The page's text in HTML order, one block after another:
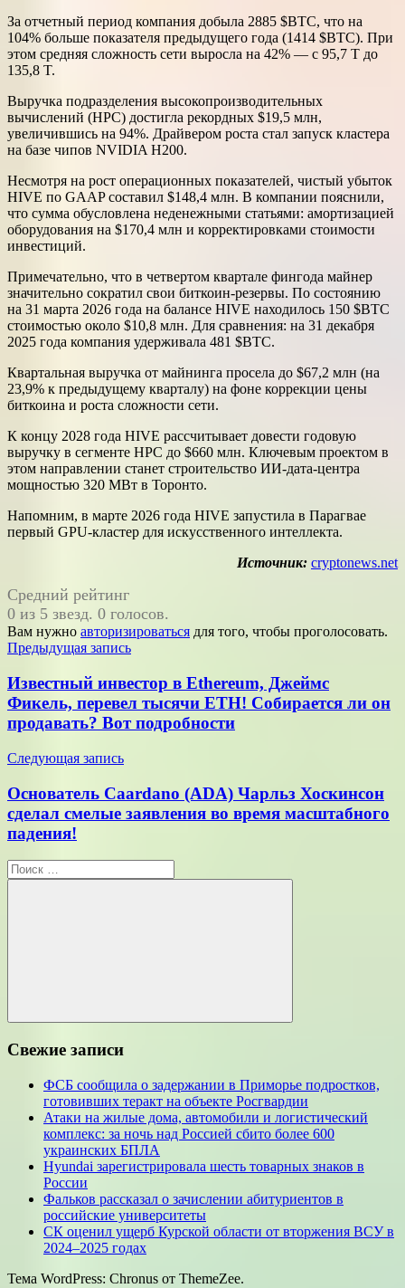
За отчетный период компания добыла 2885 $BTC, что на
104% больше показателя предыдущего года (1414 $BTC). При
этом средняя сложность сети выросла на 42% — с 95,7 T до
135,8 T.
Выручка подразделения высокопроизводительных
вычислений (HPC) достигла рекордных $19,5 млн,
увеличившись на 94%. Драйвером роста стал запуск кластера
на базе чипов NVIDIA H200.
Несмотря на рост операционных показателей, чистый убыток
HIVE по GAAP составил $148,4 млн. В компании пояснили,
что сумма обусловлена неденежными статьями: амортизацией
оборудования на $170,4 млн и корректировками стоимости
инвестиций.
Примечательно, что в четвертом квартале фингода майнер
значительно сократил свои биткоин-резервы. По состоянию
на 31 марта 2026 года на балансе HIVE находилось 150 $BTC
стоимостью около $10,8 млн. Для сравнения: на 31 декабря
2025 года компания удерживала 481 $BTC.
Квартальная выручка от майнинга просела до $67,2 млн (на
23,9% к предыдущему кварталу) на фоне коррекции цены
биткоина и роста сложности сети.
К концу 2028 года HIVE рассчитывает довести годовую
выручку в сегменте HPC до $660 млн. Ключевым проектом в
этом направлении станет строительство ИИ-дата-центра
мощностью 320 МВт в Торонто.
Напомним, в марте 2026 года HIVE запустила в Парагвае
первый GPU-кластер для искусственного интеллекта.
Источник: cryptonews.net
Средний рейтинг
0 из 5 звезд. 0 голосов.
Вам нужно авторизироваться для того, чтобы проголосовать.
Навигация
по
записям
Предыдущая запись
Известный инвестор в Ethereum, Джеймс
Фикель, перевел тысячи ETH! Собирается ли он
продавать? Вот подробности
Следующая запись
Основатель Caardano (ADA) Чарльз Хоскинсон
сделал смелые заявления во время масштабного
падения!
Поиск
для:
Поиск
Свежие записи
ФСБ сообщила о задержании в Приморье подростков,
готовивших теракт на объекте Росгвардии
Атаки на жилые дома, автомобили и логистический
комплекс: за ночь над Россией сбито более 600
украинских БПЛА
Hyundai зарегистрировала шесть товарных знаков в
России
Фальков рассказал о зачислении абитуриентов в
российские университеты
СК оценил ущерб Курской области от вторжения ВСУ в
2024–2025 годах
Тема WordPress: Chronus от ThemeZee.